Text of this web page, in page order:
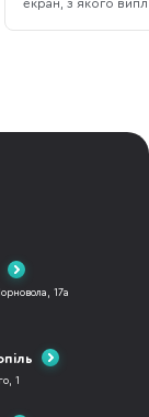
екран, з якого
17а
1